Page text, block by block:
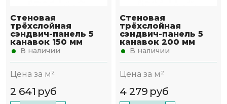
Стеновая
трёхслойная
сэндвич-панель 5
канавок 150 мм
В наличии
Цена за м²
2 641 руб
Стеновая
трёхслойная
сэндвич-панель 5
канавок 200 мм
В наличии
Цена за м²
4 279 руб